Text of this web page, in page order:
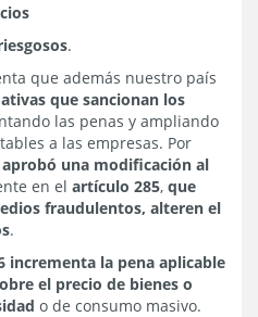
.
que además nuestro país
que sancionan los
las penas y ampliando
a las empresas. Por
aprobó una modificación al
en el artículo 285, que
fraudulentos, alteren el
.
incrementa la pena aplicable
el precio de bienes o
o de consumo masivo.